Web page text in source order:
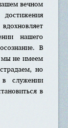
вечном
нашего
В
не имеем
но
в служении
в